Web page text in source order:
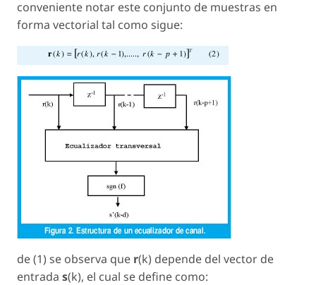
conveniente notar este conjunto de muestras en
forma vectorial tal como sigue:
de (1) se observa que r(k) depende del vector de
entrada s(k), el cual se define como: